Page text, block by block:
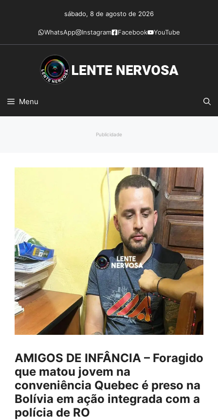
conteúdo
sábado, 8 de agosto de 2026
WhatsApp Instagram Facebook YouTube
Menu
Publicidade
AMIGOS DE INFÂNCIA – Foragido
que matou jovem na
conveniência Quebec é preso na
Bolívia em ação integrada com a
polícia de RO